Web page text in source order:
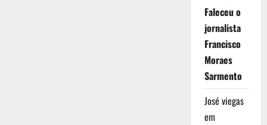
Faleceu o
jornalista
Francisco
Moraes
Sarmento
José viegas
em